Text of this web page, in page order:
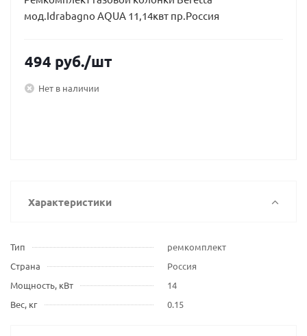
мод.Idrabagno AQUA 11,14квт пр.Россия
494 руб./шт
Нет в наличии
Характеристики
Тип
ремкомплект
Страна
Россия
Мощность, кВт
14
Вес, кг
0.15